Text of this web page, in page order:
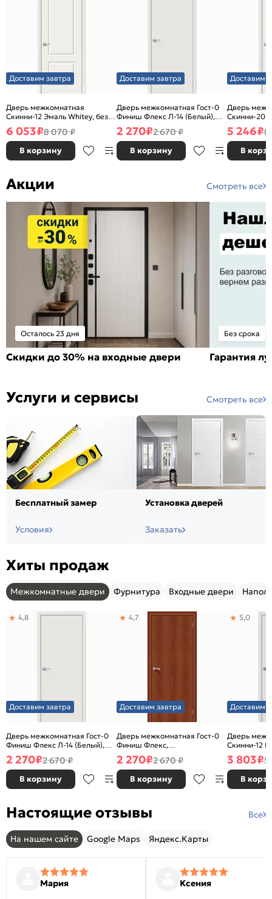
Доставим завтра
Дверь межкомнатная
Скинни-12 Эмаль Whitey, без
декора, глухая, без стекла,
без кромки, скиновая
6 053₽8 070 ₽
В корзину
Доставим завтра
Дверь межкомнатная Гост-0
Финиш Флекс Л-14 (Белый),
глухая, каркасно-щитовая
2 270₽2 670 ₽
В корзину
Доставим
Дверь
Скинни-20
декора,
без кромки,
5 246₽8
В
Акции Смотреть все
Осталось 23 дня
Скидки до 30% на входные двери
Без срока
Гарантия
Услуги и сервисы Смотреть все
Бесплатный замер
Условия
Установка дверей
Заказать
Хиты продаж
Межкомнатные двери Фурнитура Входные двери
Доставим завтра
Дверь межкомнатная Гост-0
Финиш Флекс Л-14 (Белый),
глухая, каркасно-щитовая
4,8
2 270₽2 670 ₽
В корзину
Доставим завтра
Дверь межкомнатная Гост-0
Финиш Флекс,
Ламинированные Л-11
(ИталОрех), глухая, каркасно-
щитовая
4,7
2 270₽2 670 ₽
В корзину
Доставим
Дверь
Скинни-12
глухая,
5,0
3 803₽5
В
Настоящие отзывы Все
На нашем сайте Google Maps Яндекс.Карты
Мария Ксения